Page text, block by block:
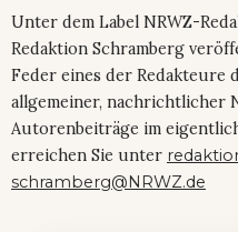
Unter dem Label NRWZ-
Redaktion Schramberg
Feder eines der Redakteure
allgemeiner, nachrichtlicher
Autorenbeiträge im
erreichen Sie unter
schramberg@NRWZ.de